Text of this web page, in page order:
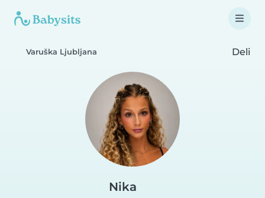
Varuška Ljubljana Deli
Nika